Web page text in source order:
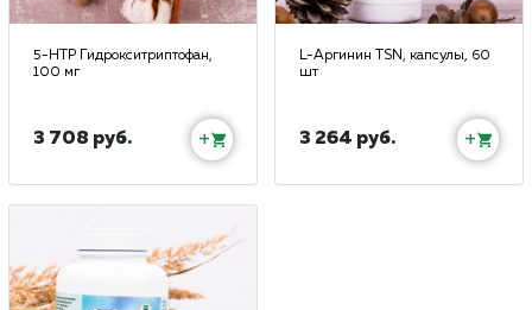
5-HTP Гидрокситриптофан,
100 мг
3 708 руб. +
L-Аргинин TSN, капсулы, 60
шт
3 264 руб. +